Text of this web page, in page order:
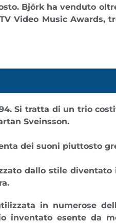
Björk ha venduto
Video Music Awards,
Si tratta di un trio
Sveinsson.
dei suoni piuttosto
dallostile diventato
in numerose
inventato esente da